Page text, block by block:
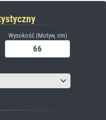
Wysokość (Motyw, cm)